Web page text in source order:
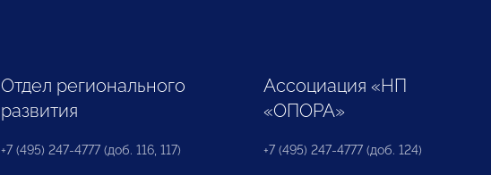
Отдел регионального
развития
+7 (495) 247-4777 (доб. 116, 117)
Ассоциация «НП
«ОПОРА»
+7 (495) 247-4777 (доб. 124)